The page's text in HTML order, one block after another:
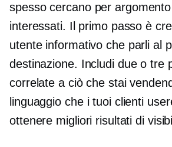
spesso cercano per
interessati. Il primo passo è
utente informativo che parli al
destinazione. Includi due o tre
correlate a ciò che stai
linguaggio che i tuoi clienti
ottenere migliori risultati di